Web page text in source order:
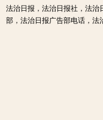
法治日报，法治日报社，法治
部，法治日报广告部电话，法